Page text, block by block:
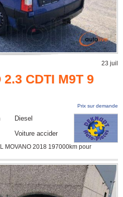
23 juil
2.3 CDTI M9T 9
Prix sur demande
Diesel
Voiture accidentée
MOVANO 2018 197000km pour